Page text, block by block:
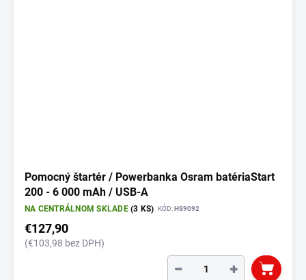
Pomocný štartér / Powerbanka Osram batériaStart
200 - 6 000 mAh / USB-A
NA CENTRÁLNOM SKLADE(3 KS) KÓD:HS9092
€127,90
(€103,98 bez DPH)
+
−